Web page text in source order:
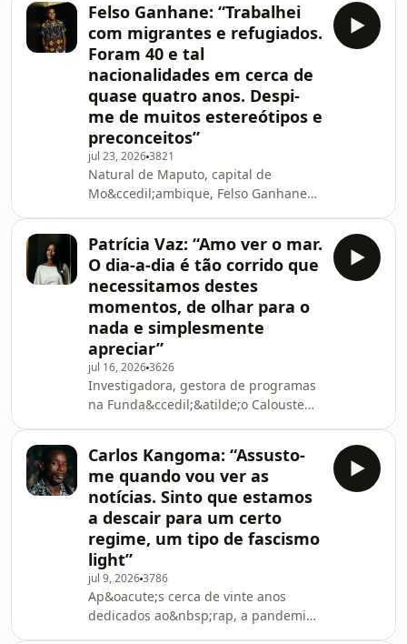
Podcast&rdquo;, como a sua carreira
foi influenciada por Michael Jackson.
Desde os 16 anos na m&uacute;sica,
j&aacute; l&aacute; v&atilde;o 35, o
autor do hit &ldquo;Maria
Julia&rdquo;, apresenta, a 11 de
setembro, no Coliseu dos Recreios, o
espet&aacute;culo &ldquo;Caboswing
- N
Felso Ganhane: “Trabalhei
com migrantes e refugiados.
Foram 40 e tal
nacionalidades em cerca de
quase quatro anos. Despi-
me de muitos estereótipos e
preconceitos”
jul 23, 20263821
Natural de Maputo, capital de
Mo&ccedil;ambique, Felso Ganhane
objectivo que o levou a estudar no
Instituto Industrial 1&ordm; de Maio,
ainda na terra natal, e mais tarde a
mudar-se para Castelo Branco, onde
tirou o curso de Engenharia Civil. A
experi&ecirc;ncia aproximou-o do
associativismo, territ&oacute;rio de
descoberta de uma
Patrícia Vaz: “Amo ver o mar.
O dia-a-dia é tão corrido que
necessitamos destes
momentos, de olhar para o
nada e simplesmente
apreciar”
jul 16, 20263626
Investigadora, gestora de programas
na Funda&ccedil;&atilde;o Calouste
In&ecirc;s Vaz &eacute; a convidada
desta semana d' &ldquo;O Tal
Podcast&rdquo;. Nascida em
Portugal, com ra&iacute;zes em Cabo
Verde e Angola, construiu um
percurso ligado ao conhecimento,
movida por um profundo
compromisso com a justi&ccedil;a
social. Inte
Carlos Kangoma: “Assusto-
me quando vou ver as
notícias. Sinto que estamos
a descair para um certo
regime, um tipo de fascismo
light”
jul 9, 20263786
Ap&oacute;s cerca de vinte anos
dedicados ao&nbsp;rap, a pandemia